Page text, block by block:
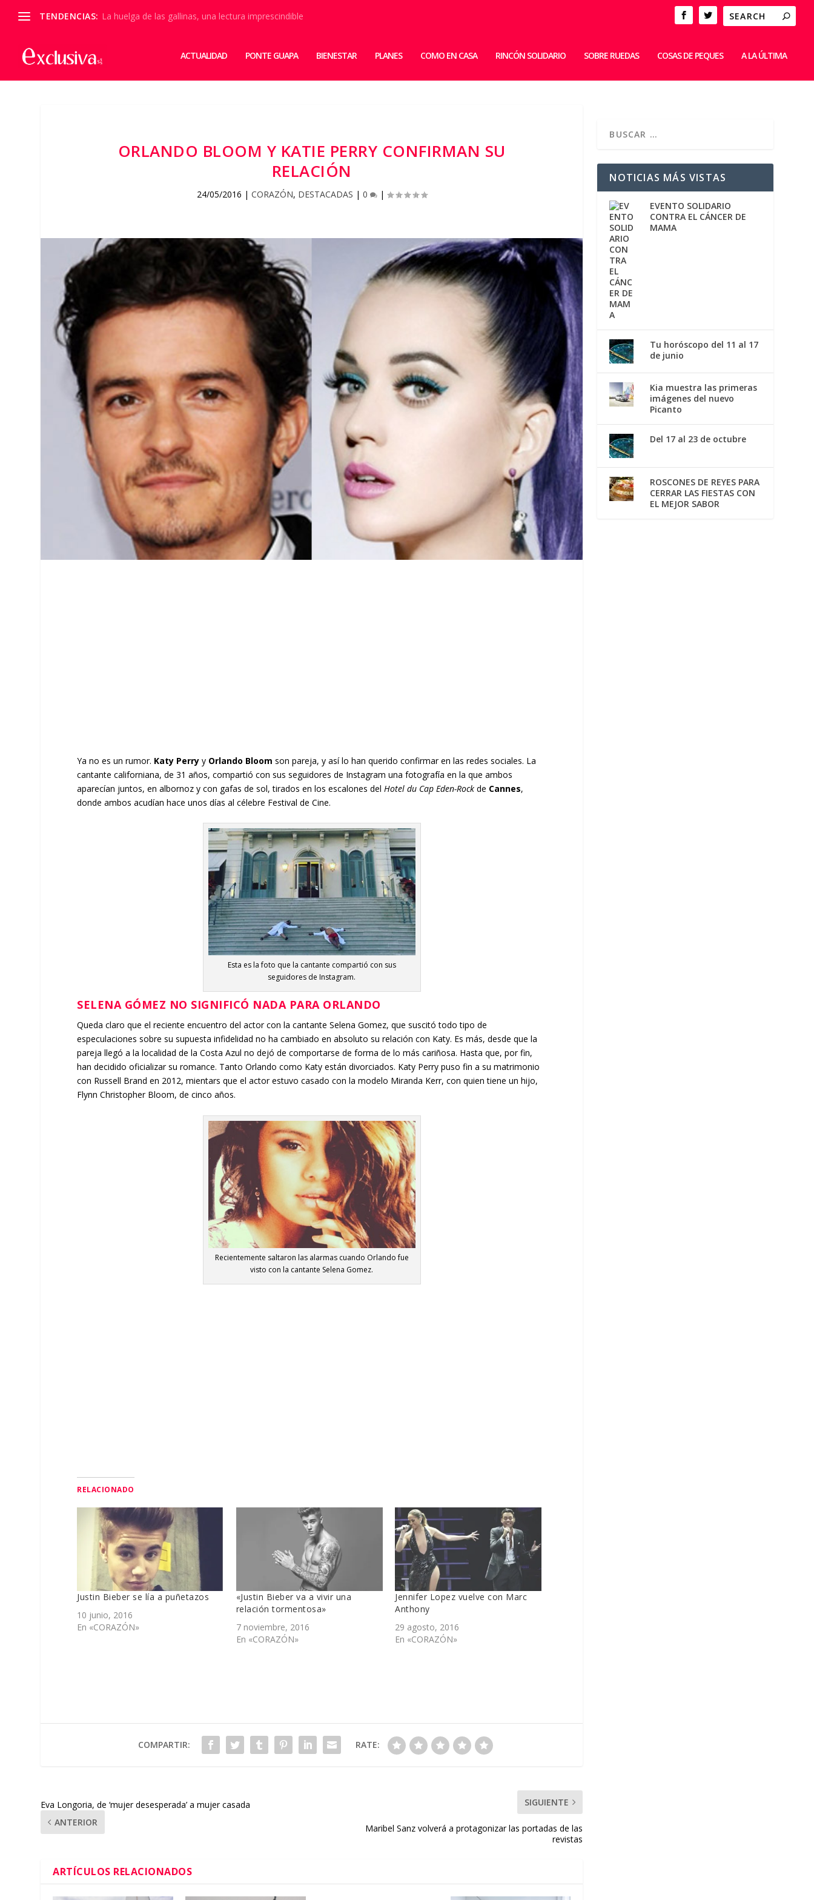
TENDENCIAS: La huelga de las gallinas, una lectura imprescindible
ACTUALIDAD PONTE GUAPA BIENESTAR PLANES COMO EN CASA RINCÓN SOLIDARIO SOBRE RUEDAS COSAS DE PEQUES A LA ÚLTIMA
ORLANDO BLOOM Y KATIE PERRY CONFIRMAN SU
RELACIÓN
24/05/2016 | CORAZÓN, DESTACADAS | 0 |
Ya no es un rumor. Katy Perry y Orlando Bloom son pareja, y así lo han querido confirmar en las redes sociales. La
cantante californiana, de 31 años, compartió con sus seguidores de Instagram una fotografía en la que ambos
aparecían juntos, en albornoz y con gafas de sol, tirados en los escalones del Hotel du Cap Eden-Rock de Cannes,
donde ambos acudían hace unos días al célebre Festival de Cine.
Esta es la foto que la cantante compartió con sus
seguidores de Instagram.
SELENA GÓMEZ NO SIGNIFICÓ NADA PARA ORLANDO
Queda claro que el reciente encuentro del actor con la cantante Selena Gomez, que suscitó todo tipo de
especulaciones sobre su supuesta infidelidad no ha cambiado en absoluto su relación con Katy. Es más, desde que la
pareja llegó a la localidad de la Costa Azul no dejó de comportarse de forma de lo más cariñosa. Hasta que, por fin,
han decidido oficializar su romance. Tanto Orlando como Katy están divorciados. Katy Perry puso fin a su matrimonio
con Russell Brand en 2012, mientars que el actor estuvo casado con la modelo Miranda Kerr, con quien tiene un hijo,
Flynn Christopher Bloom, de cinco años.
Recientemente saltaron las alarmas cuando Orlando fue
visto con la cantante Selena Gomez.
RELACIONADO
Justin Bieber se lía a puñetazos
10 junio, 2016
En «CORAZÓN»
«Justin Bieber va a vivir una
relación tormentosa»
7 noviembre, 2016
En «CORAZÓN»
Jennifer Lopez vuelve con Marc
Anthony
29 agosto, 2016
En «CORAZÓN»
COMPARTIR: RATE:
Eva Longoria, de ‘mujer desesperada’ a mujer casada
ANTERIOR
SIGUIENTE
Maribel Sanz volverá a protagonizar las portadas de las
revistas
ARTÍCULOS RELACIONADOS
NOTICIAS MÁS VISTAS
EVENTO SOLIDARIO
CONTRA EL CÁNCER DE
MAMA
Tu horóscopo del 11 al 17
de junio
Kia muestra las primeras
imágenes del nuevo
Picanto
Del 17 al 23 de octubre
ROSCONES DE REYES PARA
CERRAR LAS FIESTAS CON
EL MEJOR SABOR